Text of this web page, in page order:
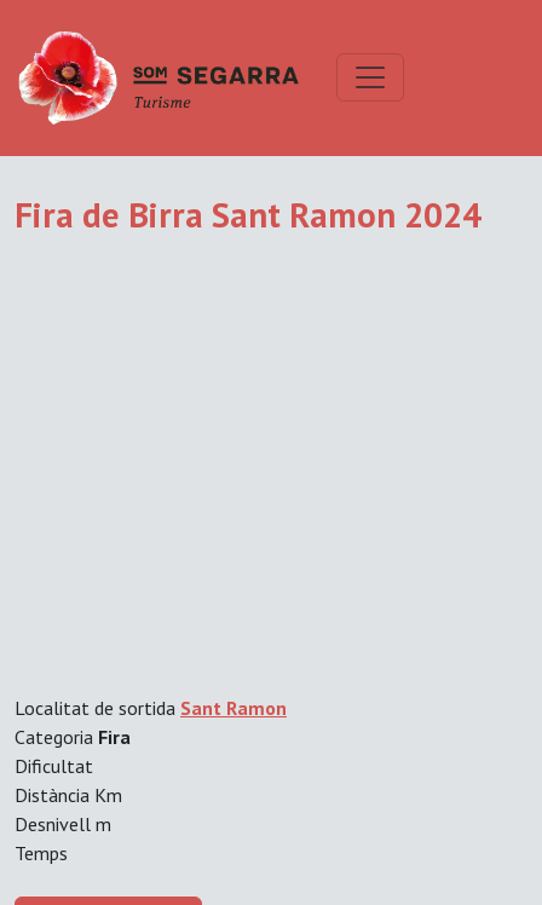
Fira de Birra Sant Ramon 2024
Localitat de sortida Sant Ramon
Categoria Fira
Dificultat
Distància Km
Desnivell m
Temps